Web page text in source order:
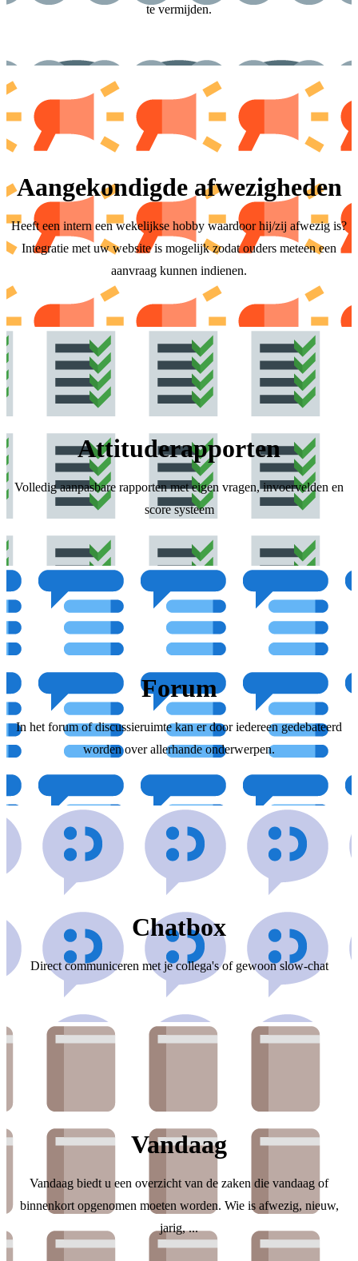
te vermijden.
Aangekondigde afwezigheden
Heeft een intern een wekelijkse hobby waardoor hij/zij afwezig is?
Integratie met uw website is mogelijk zodat ouders meteen een
aanvraag kunnen indienen.
Attituderapporten
Volledig aanpasbare rapporten met eigen vragen, invoervelden en
score systeem
Forum
In het forum of discussieruimte kan er door iedereen gedebateerd
worden over allerhande onderwerpen.
Chatbox
Direct communiceren met je collega's of gewoon slow-chat
Vandaag
Vandaag biedt u een overzicht van de zaken die vandaag of
binnenkort opgenomen moeten worden. Wie is afwezig, nieuw,
jarig, ...